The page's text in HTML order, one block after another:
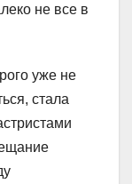
не все в
уже не
стала